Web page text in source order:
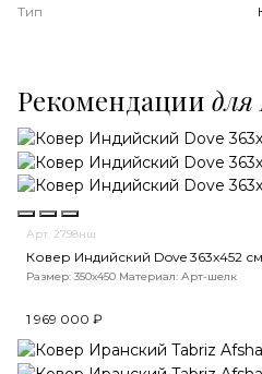
Тип
Рекомендации для
Арт. 2798нш
Ковер Индийский Dove 363x452
Размер: 350х450 Материал: Арт-шелк
1 969 000 ₽